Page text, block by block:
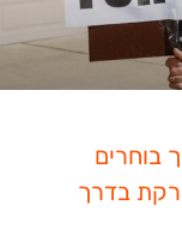
בוחרים
בדרך